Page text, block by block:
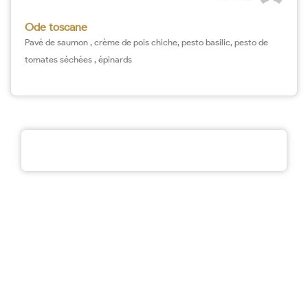
Ode toscane
Pavé de saumon , crème de pois chiche, pesto basilic, pesto de
tomates séchées , épinards